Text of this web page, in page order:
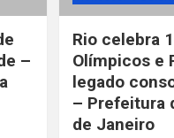
–
Rio celebra
Olímpicos e
legado
– Prefeitura
de Janeiro